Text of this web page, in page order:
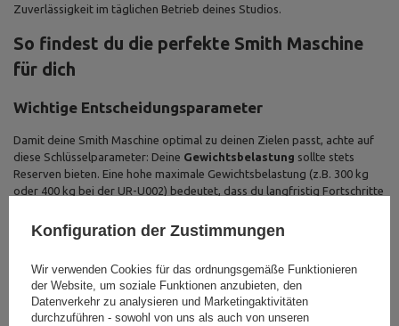
Zuverlässigkeit im täglichen Betrieb deines Studios.
So findest du die perfekte Smith Maschine
für dich
Wichtige Entscheidungsparameter
Damit deine Smith Maschine optimal zu deinen Zielen passt, achte auf
diese Schlüsselparameter: Deine Gewichtsbelastung sollte stets
Reserven bieten. Eine hohe maximale Gewichtsbelastung (z.B. 300 kg
oder 400 kg bei der UR-U002) bedeutet, dass du langfristig Fortschritte
Konstruktion, erkennbar an robusten Stahlprofilen (z.B. 50x50x2 mm
oder 125x60x3 mm), gewährleistet deine Sicherheit und die
Trainingsgefühl: Linearlager (wie bei der MS-U117 2.0) bieten eine
unvergleichlich sanfte und geräuschlose Bewegung – für ein
erstklassiges Trainingserlebnis. Herkömmliche Gleitführungen mit
Konfiguration der Zustimmungen
Wir verwenden Cookies für das ordnungsgemäße Funktionieren
der Website, um soziale Funktionen anzubieten, den
Datenverkehr zu analysieren und Marketingaktivitäten
durchzuführen - sowohl von uns als auch von unseren